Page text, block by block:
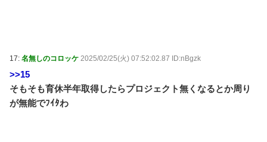
17: 名無しのコロッケ 2025/02/25(火) 07:52:02.87 ID:nBgzk
>>15
そもそも育休半年取得したらプロジェクト無くなるとか周り
が無能でﾌｲﾀわ